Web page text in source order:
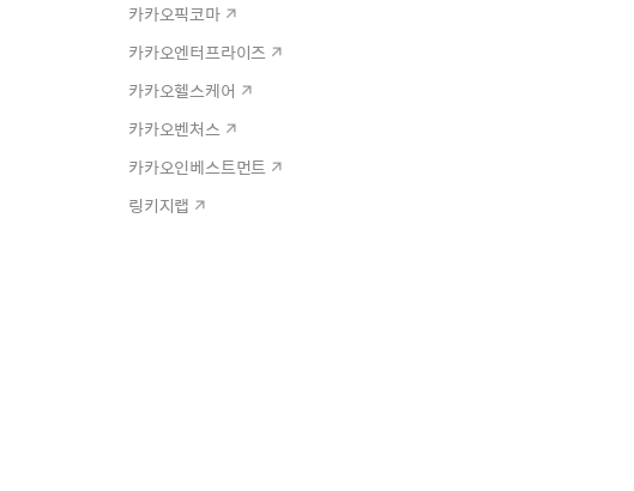
카카오픽코마
카카오엔터프라이즈
카카오헬스케어
카카오벤처스
카카오인베스트먼트
링키지랩